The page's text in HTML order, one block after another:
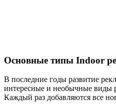
Основные типы Indoor
В последние годы развитие
интересные и необычные виды
Каждый раз добавляются все